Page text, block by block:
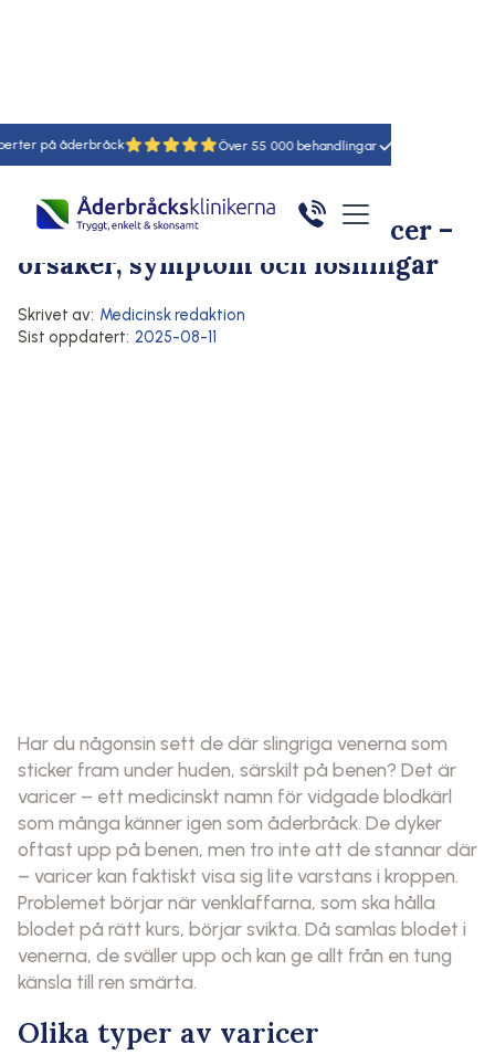
åderbråck 55
18
Hem/Artiklar/Här
Åderbråck Orsaker och riskfaktorer
Allt du behöver veta om varicer –
orsaker, symptom och lösningar
Skrivet av: Medicinsk redaktion
Sist oppdatert: 2025-08-11
Har du någonsin sett de där slingriga venerna som
sticker fram under huden, särskilt på benen? Det är
varicer – ett medicinskt namn för vidgade blodkärl
som många känner igen som åderbråck. De dyker
oftast upp på benen, men tro inte att de stannar där
– varicer kan faktiskt visa sig lite varstans i kroppen.
Problemet börjar när venklaffarna, som ska hålla
blodet på rätt kurs, börjar svikta. Då samlas blodet i
venerna, de sväller upp och kan ge allt från en tung
känsla till ren smärta.
Olika typer av varicer